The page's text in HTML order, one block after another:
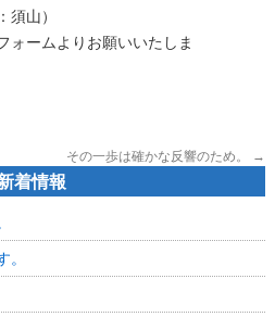
須山）
ォームよりお願いいたしま
その一歩は確かな反響のため。 →
着情報
。